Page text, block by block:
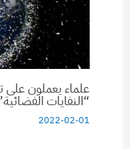
علماء يعملون
“النفايات
2022-02-01